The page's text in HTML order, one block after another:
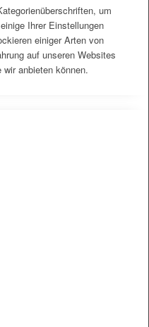
um
Ihrer Einstellungen
einiger Arten von
auf unseren Websites
anbieten können.